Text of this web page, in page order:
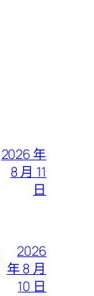
2026 年
8 月 11
日
2026
年 8 月
10 日